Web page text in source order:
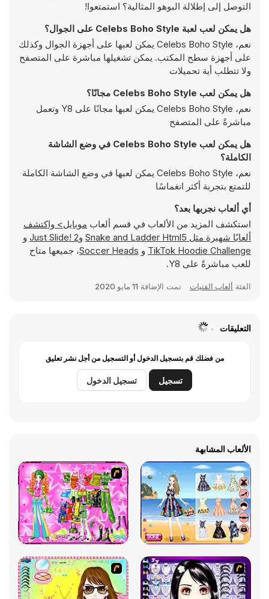
التوصل إلى إطلالة البوهو المثالية؟ استمتعوا!
هل يمكن لعب لعبة Celebs Boho Style على الجوال؟
نعم، Celebs Boho Style يمكن لعبها على أجهزة الجوال وكذلك
على أجهزة سطح المكتب. يمكن تشغيلها مباشرة على المتصفح
ولا تتطلب أية تحميلات
هل يمكن لعب Celebs Boho Style مجانًا؟
نعم، Celebs Boho Style يمكن لعبها مجانًا على Y8 وتعمل
مباشرةً على المتصفح
هل يمكن لعب Celebs Boho Style في وضع الشاشة
الكاملة؟
نعم، Celebs Boho Style يمكن لعبها في وضع الشاشة الكاملة
للتمتع بتجربة أكثر انغماسًا
أي ألعاب نجربها بعد؟
استكشف المزيد من الألعاب في قسم ألعاب
موبايل> واكتشف
ألعابًا شهيرة مثل Snake and Ladder Html5 وJust Slide! 2 و
TikTok Hoodie Challenge و Soccer Heads، جميعها متاح
للعب مباشرةً على Y8.
الفئة ألعاب الفتيات تمت الإضافة 11 مايو 2020
التعليقات
من فضلك قم بتسجيل الدخول أو التسجيل من أجل نشر تعليق
تسجيل تسجيل الدخول
الألعاب المشابهة